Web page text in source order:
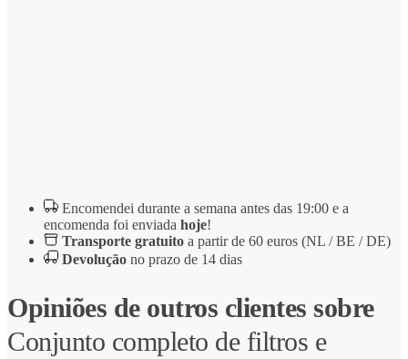
Encomendei durante a semana antes das 19:00 e a
encomenda foi enviada hoje!
Transporte gratuito a partir de 60 euros (NL / BE / DE)
Devolução no prazo de 14 dias
Opiniões de outros clientes sobre
Conjunto completo de filtros e